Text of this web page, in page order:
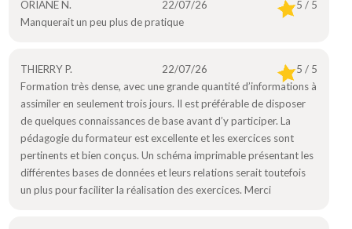
ORIANE N. 22/07/26
5 / 5
Manquerait un peu plus de pratique
THIERRY P. 22/07/26
5 / 5
Formation très dense, avec une grande quantité d’informations à
assimiler en seulement trois jours. Il est préférable de disposer
de quelques connaissances de base avant d’y participer. La
pédagogie du formateur est excellente et les exercices sont
pertinents et bien conçus. Un schéma imprimable présentant les
différentes bases de données et leurs relations serait toutefois
un plus pour faciliter la réalisation des exercices. Merci